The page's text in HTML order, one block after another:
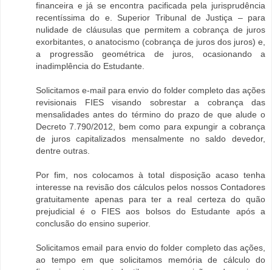
financeira e já se encontra pacificada pela jurisprudência
recentíssima do e. Superior Tribunal de Justiça – para
nulidade de cláusulas que permitem a cobrança de juros
exorbitantes, o anatocismo (cobrança de juros dos juros) e,
a progressão geométrica de juros, ocasionando a
inadimplência do Estudante.
Solicitamos e-mail para envio do folder completo das ações
revisionais FIES visando sobrestar a cobrança das
mensalidades antes do término do prazo de que alude o
Decreto 7.790/2012, bem como para expungir a cobrança
de juros capitalizados mensalmente no saldo devedor,
dentre outras.
Por fim, nos colocamos à total disposição acaso tenha
interesse na revisão dos cálculos pelos nossos Contadores
gratuitamente apenas para ter a real certeza do quão
prejudicial é o FIES aos bolsos do Estudante após a
conclusão do ensino superior.
Solicitamos email para envio do folder completo das ações,
ao tempo em que solicitamos memória de cálculo do